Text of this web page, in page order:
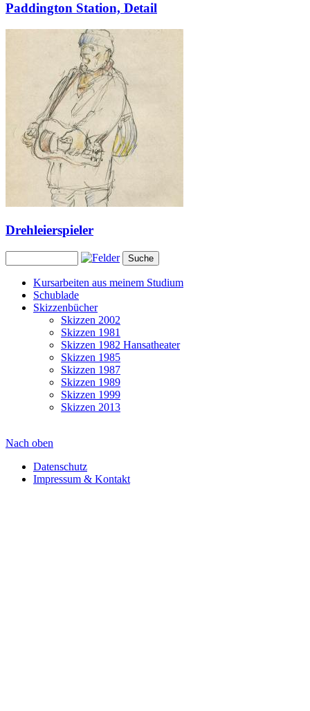
Paddington Station, Detail
Drehleierspieler
Kursarbeiten aus meinem Studium
Schublade
Skizzenbücher
Skizzen 2002
Skizzen 1981
Skizzen 1982 Hansatheater
Skizzen 1985
Skizzen 1987
Skizzen 1989
Skizzen 1999
Skizzen 2013
Nach oben
Datenschutz
Impressum & Kontakt